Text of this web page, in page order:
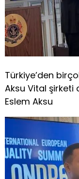
Türkiye’den
Aksu Vital şirketi
Eslem Aksu